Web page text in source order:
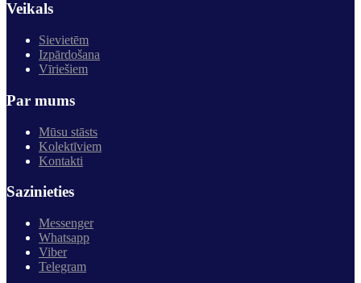
Veikals
Sievietēm
Izpārdošana
Vīriešiem
Par mums
Mūsu stāsts
Kolektīviem
Kontakti
Sazinieties
Messenger
Whatsapp
Viber
Telegram